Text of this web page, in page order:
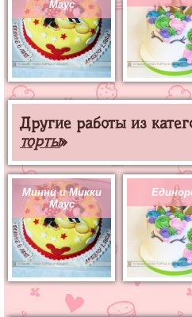
Маус
Другие работы из
торты»
Минни и Микки
Маус